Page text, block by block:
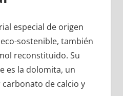
especial de origen
sostenible, también
reconstituido. Su
es la dolomita, un
de calcio y